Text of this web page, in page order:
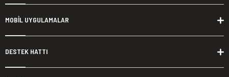
MOBİL UYGULAMALAR
DESTEK HATTI